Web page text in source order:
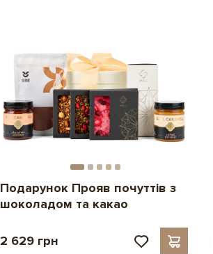
Подарунок Прояв почуттів з
шоколадом та какао
2 629 грн